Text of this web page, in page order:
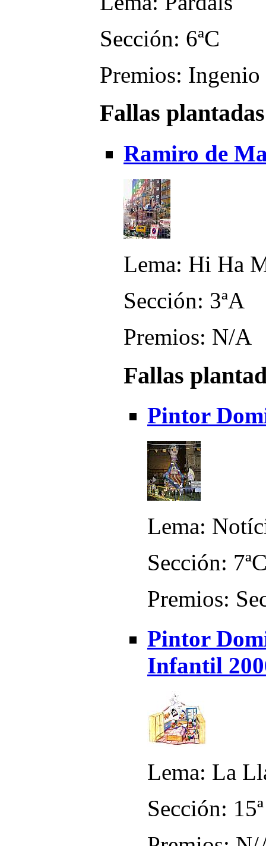
Sección: 6ªC
Premios: Ingenio
Fallas
Ramiro de
Lema: Hi Ha
Sección: 3ªA
Premios: N/A
Fallas
Pintor
Lema:
Sección:
Premios:
Pintor
Infantil
Lema: La
Sección: 15ª